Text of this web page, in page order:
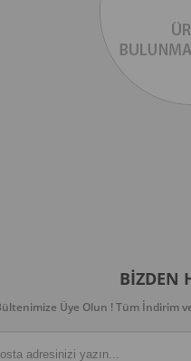
BIZDEN
Üye Olun ! Tüm İndirim